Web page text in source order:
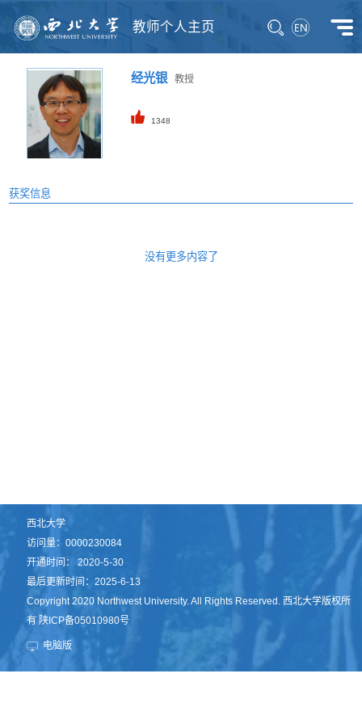
教师个人主页
经光银教授
1348
获奖信息
没有更多内容了
西北大学
访问量：0000230084
开通时间：2020-5-30
最后更新时间：2025-6-13
Copyright 2020 Northwest University. All Rights Reserved. 西北大学版权所
有 陕ICP备05010980号
电脑版